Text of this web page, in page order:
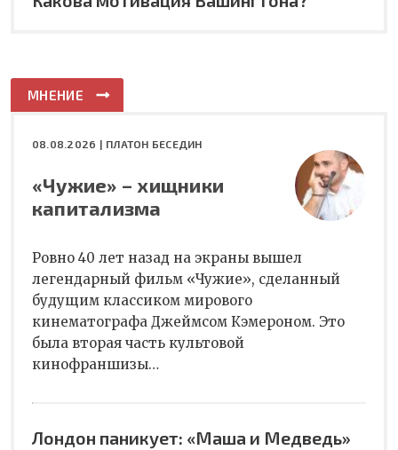
МНЕНИЕ
08.08.2026 | ПЛАТОН БЕСЕДИН
«Чужие» – хищники
капитализма
Ровно 40 лет назад на экраны вышел
легендарный фильм «Чужие», сделанный
будущим классиком мирового
кинематографа Джеймсом Кэмероном. Это
была вторая часть культовой
кинофраншизы…
Лондон паникует: «Маша и Медведь»